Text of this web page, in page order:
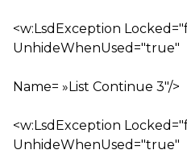
<w:LsdException
UnhideWhenUsed="true"
Name= »List Continue 3″/>
<w:LsdException
UnhideWhenUsed="true"